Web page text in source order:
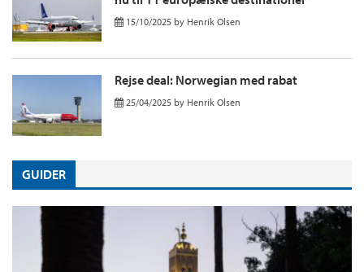
15/10/2025 by Henrik Olsen
Rejse deal: Norwegian med rabat
25/04/2025 by Henrik Olsen
GUIDER